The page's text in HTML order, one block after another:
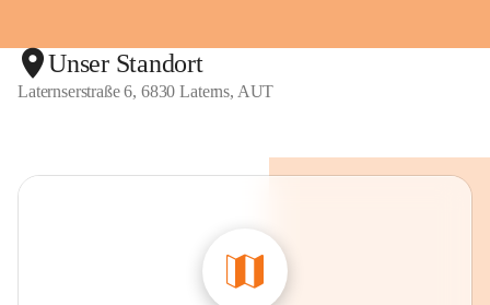
Unser Standort
Laternserstraße 6, 6830 Laterns, AUT